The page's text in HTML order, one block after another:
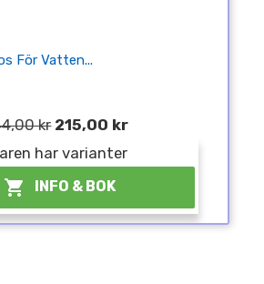
För Vatten...
kr 215,00 kr
har varianter
 INFO & BOK